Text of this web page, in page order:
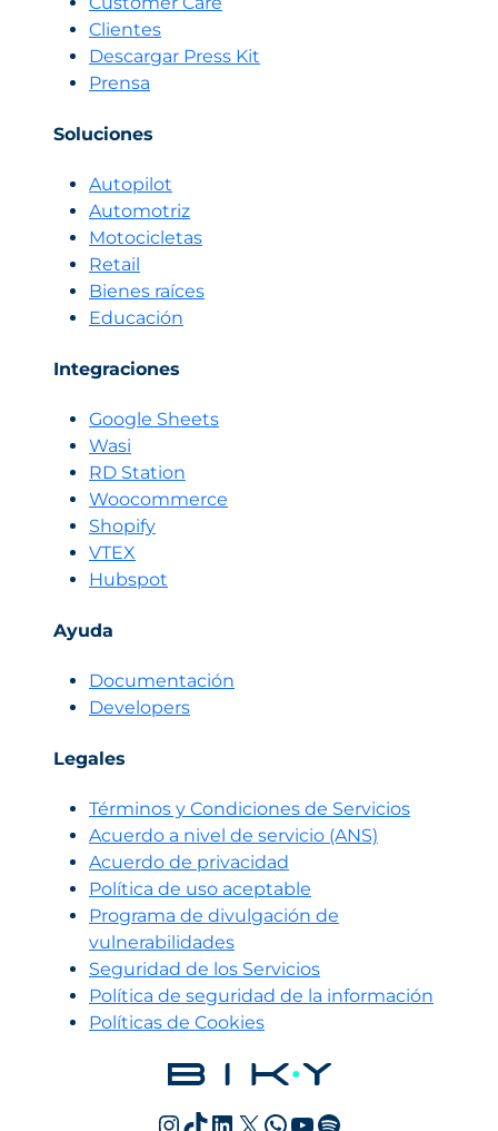
Clientes
Descargar Press Kit
Prensa
Soluciones
Autopilot
Automotriz
Motocicletas
Retail
Bienes raíces
Educación
Integraciones
Google Sheets
Wasi
RD Station
Woocommerce
Shopify
VTEX
Hubspot
Ayuda
Documentación
Developers
Legales
Términos y Condiciones de Servicios
Acuerdo a nivel de servicio (ANS)
Acuerdo de privacidad
Política de uso aceptable
Programa de divulgación de
vulnerabilidades
Seguridad de los Servicios
Política de seguridad de la información
Políticas de Cookies
Instagram
TikTok
LinkedIn
X WhatsApp
YouTube
Spotify